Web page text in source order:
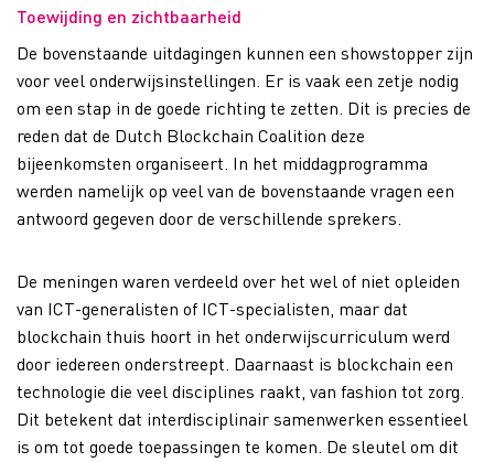
Toewijding en zichtbaarheid
De bovenstaande uitdagingen kunnen een showstopper zijn
voor veel onderwijsinstellingen. Er is vaak een zetje nodig
om een stap in de goede richting te zetten. Dit is precies de
reden dat de Dutch Blockchain Coalition deze
bijeenkomsten organiseert. In het middagprogramma
werden namelijk op veel van de bovenstaande vragen een
antwoord gegeven door de verschillende sprekers.
De meningen waren verdeeld over het wel of niet opleiden
van ICT-generalisten of ICT-specialisten, maar dat
blockchain thuis hoort in het onderwijscurriculum werd
door iedereen onderstreept. Daarnaast is blockchain een
technologie die veel disciplines raakt, van fashion tot zorg.
Dit betekent dat interdisciplinair samenwerken essentieel
is om tot goede toepassingen te komen. De sleutel om dit